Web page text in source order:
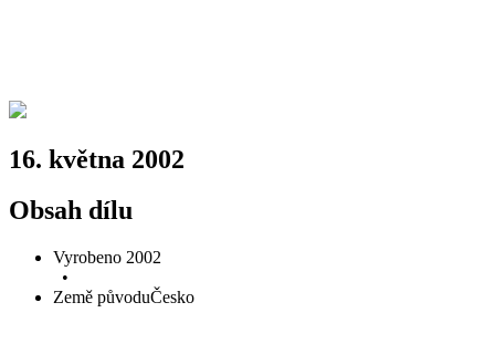
16. května 2002
Obsah dílu
Vyrobeno 2002
•
Země původuČesko